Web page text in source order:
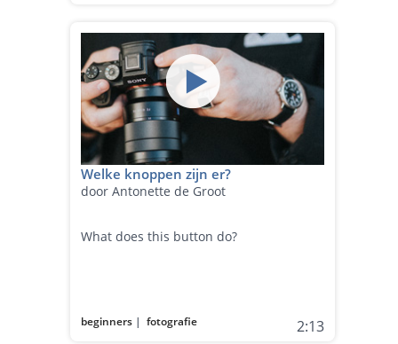
Welke knoppen zijn er?
door Antonette de Groot
What does this button do?
beginners |fotografie 2:13